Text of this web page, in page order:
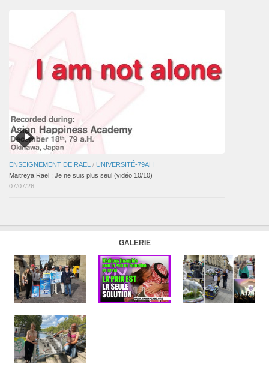
ENSEIGNEMENT DE RAËL / UNIVERSITÉ-79AH
Maitreya Raël : Je ne suis plus seul (vidéo 10/10)
07/07/26
GALERIE